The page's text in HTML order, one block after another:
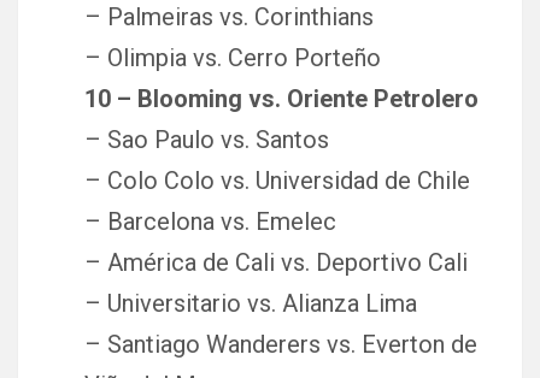
– Palmeiras vs. Corinthians
– Olimpia vs. Cerro Porteño
10 – Blooming vs. Oriente Petrolero
– Sao Paulo vs. Santos
– Colo Colo vs. Universidad de Chile
– Barcelona vs. Emelec
– América de Cali vs. Deportivo Cali
– Universitario vs. Alianza Lima
– Santiago Wanderers vs. Everton de